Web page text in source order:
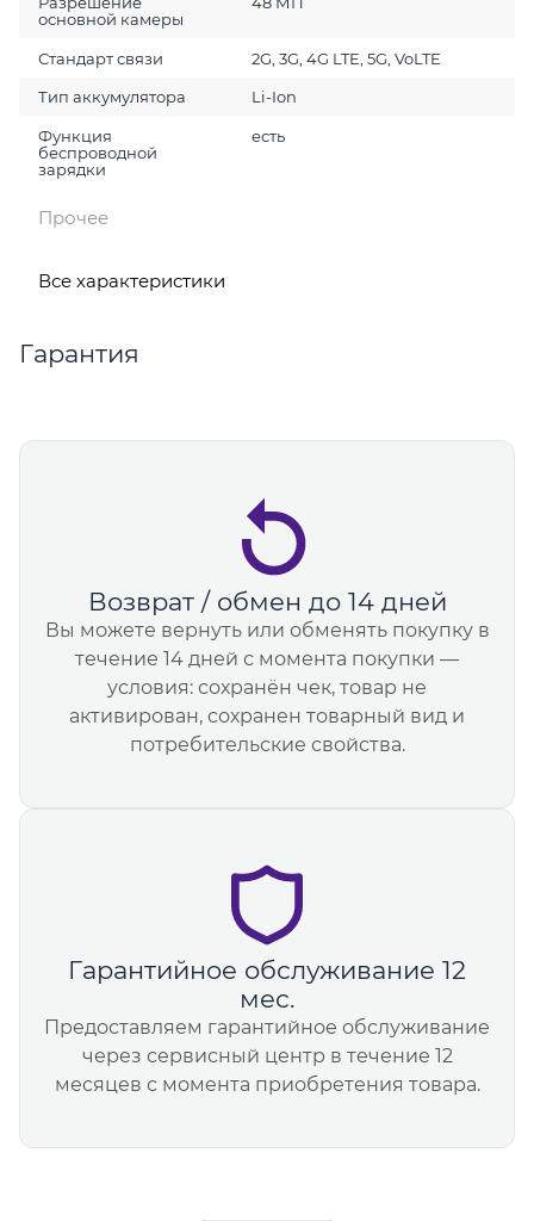
основной камеры
Стандарт связи 2G, 3G, 4G LTE, 5G, VoLTE
Тип аккумулятора Li-Ion
Функция
беспроводной
зарядки
есть
Прочее
Все характеристики
Гарантия
Возврат / обмен до 14 дней
Вы можете вернуть или обменять покупку в
течение 14 дней с момента покупки —
условия: сохранён чек, товар не
активирован, сохранен товарный вид и
потребительские свойства.
Гарантийное обслуживание 12
мес.
Предоставляем гарантийное обслуживание
через сервисный центр в течение 12
месяцев с момента приобретения товара.